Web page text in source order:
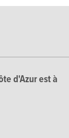
d'Azur est à